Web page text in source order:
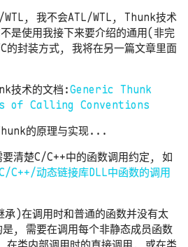
WTL, 我不会ATL/WTL, Thunk技术
是使用我接下来要介绍的通用(非完
封装方式, 我将在另一篇文章里面
技术的文档:Generic Thunk
of Calling Conventions
的原理与实现...
清楚C/C++中的函数调用约定, 如
C++/动态链接库DLL中函数的调用
)在调用时和普通的函数并没有太
, 需要在调用每个非静态成员函数